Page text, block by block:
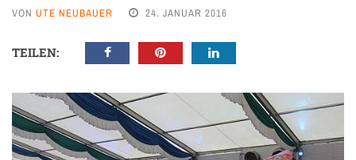
VON UTE NEUBAUER 24. JANUAR 2016
TEILEN: